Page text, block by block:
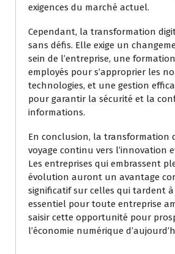
exigences du marché actuel.
Cependant, la transformation
sans défis. Elle exige un
sein de l’entreprise, une
employés pour s’approprier les
technologies, et une gestion
pour garantir la sécurité et la
informations.
En conclusion, la transformation
voyage continu vers l’innovation
Les entreprises qui embrassent
évolution auront un avantage
significatif sur celles qui tardent à
essentiel pour toute entreprise
saisir cette opportunité pour
l’économie numérique